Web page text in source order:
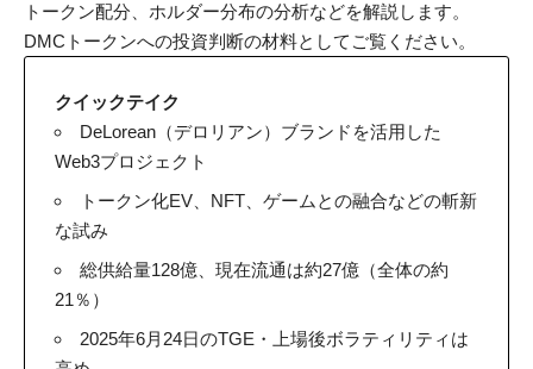
トークン配分、ホルダー分布の分析などを解説します。
DMCトークンへの投資判断の材料としてご覧ください。
クイックテイク
DeLorean（デロリアン）ブランドを活用した
Web3プロジェクト
トークン化EV、NFT、ゲームとの融合などの斬新
な試み
総供給量128億、現在流通は約27億（全体の約
21％）
2025年6月24日のTGE・上場後ボラティリティは